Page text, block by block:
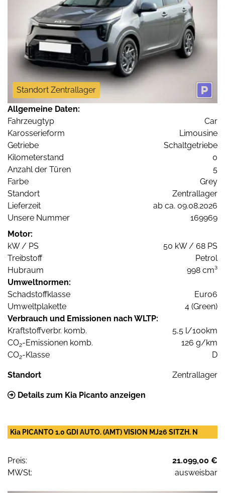
Standort Zentrallager
Allgemeine Daten:
Fahrzeugtyp
Car
Karosserieform
Limousine
Getriebe
Schaltgetriebe
Kilometerstand
0
Anzahl der Türen
5
Farbe
Grey
Standort
Zentrallager
Lieferzeit
ab ca. 09.08.2026
Unsere Nummer
169969
Motor:
kW / PS
50 kW / 68 PS
Treibstoff
Petrol
Hubraum
998 cm³
Umweltnormen:
Schadstoffklasse
Euro6
Umweltplakette
4 (Green)
Verbrauch und Emissionen nach WLTP:
Kraftstoffverbr. komb.
5,5 l/100km
CO2-Emissionen komb.
126 g/km
CO2-Klasse D
Standort Zentrallager
Details zum Kia Picanto anzeigen
Kia PICANTO 1.0 GDI AUTO. (AMT) VISION MJ26 SITZH. N
Preis:
21.099,00 €
MWSt:
ausweisbar